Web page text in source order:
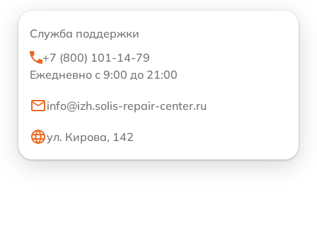
Служба поддержки
+7 (800) 101-14-79
Ежедневно с 9:00 до 21:00
info@izh.solis-repair-center.ru
ул. Кирова, 142